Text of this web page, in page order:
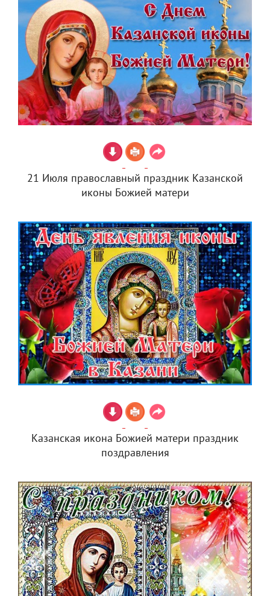
21 Июля православный праздник Казанской
иконы Божией матери
Казанская икона Божией матери праздник
поздравления